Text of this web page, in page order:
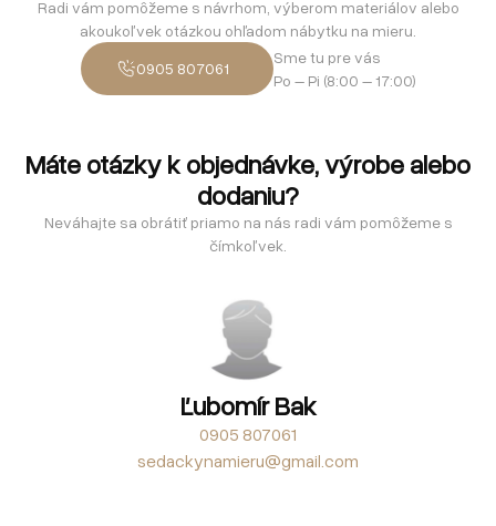
Radi vám pomôžeme s návrhom, výberom materiálov alebo
akoukoľvek otázkou ohľadom nábytku na mieru.
0905 807061
Sme tu pre vás
Po – Pi (8:00 – 17:00)
Máte otázky k objednávke, výrobe alebo
dodaniu?
Neváhajte sa obrátiť priamo na nás radi vám pomôžeme s
čímkoľvek.
Ľubomír Bak
0905 807061
sedackynamieru@gmail.com